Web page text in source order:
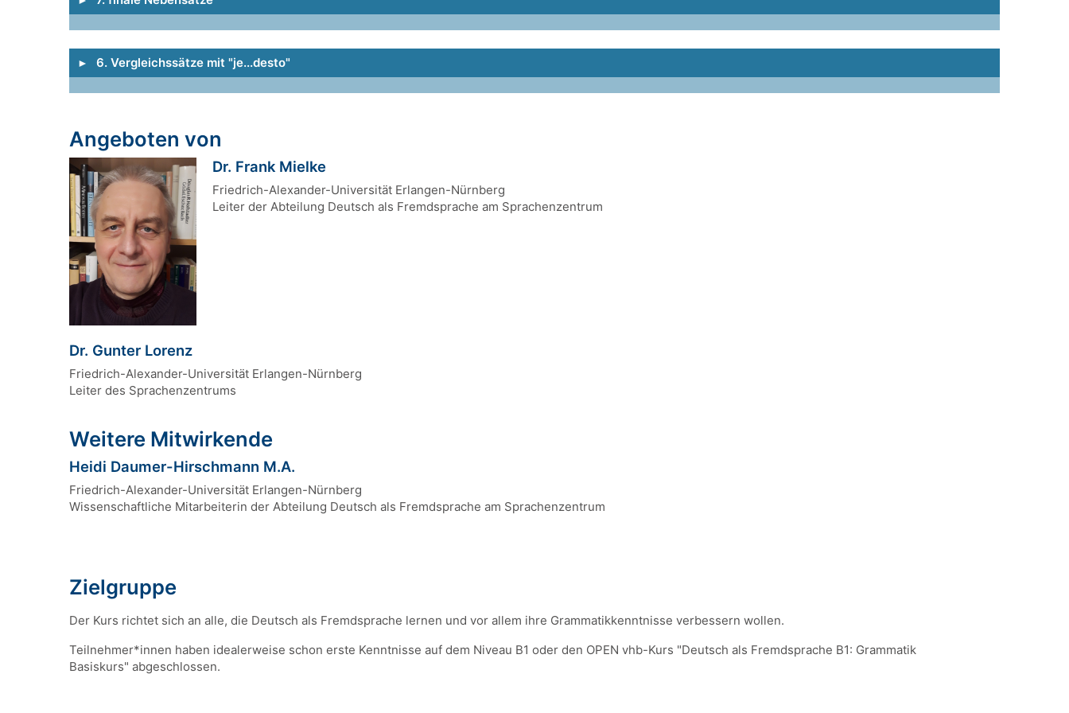
- Übungen
- Das kann ich jetzt!
- Lernziele
- Entdecken und Erklärung
- Übungen
- Das kann ich jetzt!
6. Vergleichssätze mit "je...desto"
- Übungen
- Das kann ich jetzt!
Angeboten von
Dr. Frank Mielke
Friedrich-Alexander-Universität Erlangen-Nürnberg
Leiter der Abteilung Deutsch als Fremdsprache am Sprachenzentrum
Dr. Gunter Lorenz
Friedrich-Alexander-Universität Erlangen-Nürnberg
Leiter des Sprachenzentrums
Weitere Mitwirkende
Heidi Daumer-Hirschmann M.A.
Friedrich-Alexander-Universität Erlangen-Nürnberg
Wissenschaftliche Mitarbeiterin der Abteilung Deutsch als Fremdsprache am Sprachenzentrum
Zielgruppe
Der Kurs richtet sich an alle, die Deutsch als Fremdsprache lernen und vor allem ihre Grammatikkenntnisse verbessern wollen.
Teilnehmer*innen haben idealerweise schon erste Kenntnisse auf dem Niveau B1 oder den OPEN vhb-Kurs "Deutsch als Fremdsprache B1: Grammatik
Basiskurs" abgeschlossen.